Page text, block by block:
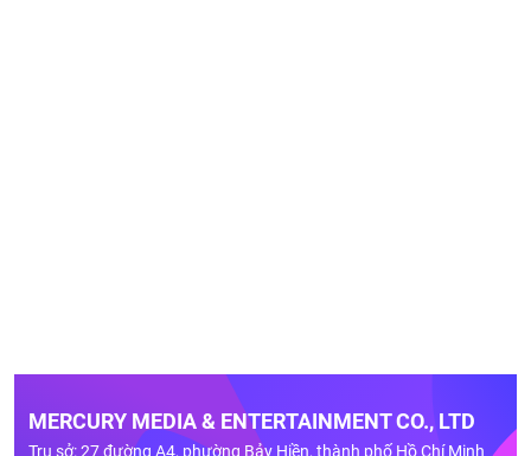
MERCURY MEDIA & ENTERTAINMENT CO., LTD
Trụ sở: 27 đường A4, phường Bảy Hiền, thành phố Hồ Chí Minh